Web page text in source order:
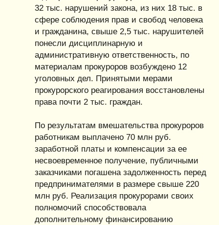
32 тыс. нарушений закона, из них 18 тыс. в
сфере соблюдения прав и свобод человека
и гражданина, свыше 2,5 тыс. нарушителей
понесли дисциплинарную и
административную ответственность, по
материалам прокуроров возбуждено 12
уголовных дел. Принятыми мерами
прокурорского реагирования восстановлены
права почти 2 тыс. граждан.
По результатам вмешательства прокуроров
работникам выплачено 70 млн руб.
заработной платы и компенсации за ее
несвоевременное получение, публичными
заказчиками погашена задолженность перед
предпринимателями в размере свыше 220
млн руб. Реализация прокурорами своих
полномочий способствовала
дополнительному финансированию